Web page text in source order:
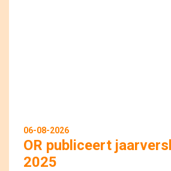
06-08-2026
OR publiceert
2025